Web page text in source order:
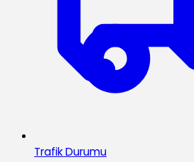
Trafik Durumu